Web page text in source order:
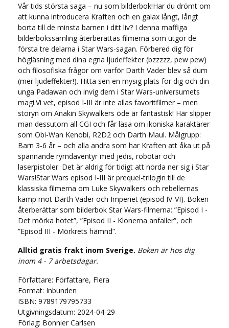
Vår tids största saga – nu som bilderbok!Har du drömt om
att kunna introducera Kraften och en galax långt, långt
borta till de minsta barnen i ditt liv? I denna maffiga
bilderbokssamling återberättas filmerna som utgör de
första tre delarna i Star Wars-sagan. Förbered dig för
högläsning med dina egna ljudeffekter (bzzzzz, pew pew)
och filosofiska frågor om varför Darth Vader blev så dum
(mer ljudeffekter!). Hitta sen en mysig plats för dig och din
unga Padawan och invig dem i Star Wars-universumets
magi.Vi vet, episod I-III är inte allas favoritfilmer – men
storyn om Anakin Skywalkers öde är fantastisk! Här slipper
man dessutom all CGI och får läsa om ikoniska karaktärer
som Obi-Wan Kenobi, R2D2 och Darth Maul. Målgrupp:
Barn 3-6 år – och alla andra som har Kraften att åka ut på
spännande rymdäventyr med jedis, robotar och
laserpistoler. Det är aldrig för tidigt att nörda ner sig i Star
Wars!Star Wars episod I-III är prequel-trilogin till de
klassiska filmerna om Luke Skywalkers och rebellernas
kamp mot Darth Vader och Imperiet (episod IV-VI). Boken
återberättar som bilderbok Star Wars-filmerna: ”Episod I -
Det mörka hotet”, ”Episod II - Klonerna anfaller”, och
”Episod III - Mörkrets hämnd”.
Alltid gratis frakt inom Sverige. Boken är hos dig
inom 4 - 7 arbetsdagar.
Författare: Författare, Flera
Format: Inbunden
ISBN: 9789179795733
Utgivningsdatum: 2024-04-29
Förlag: Bonnier Carlsen